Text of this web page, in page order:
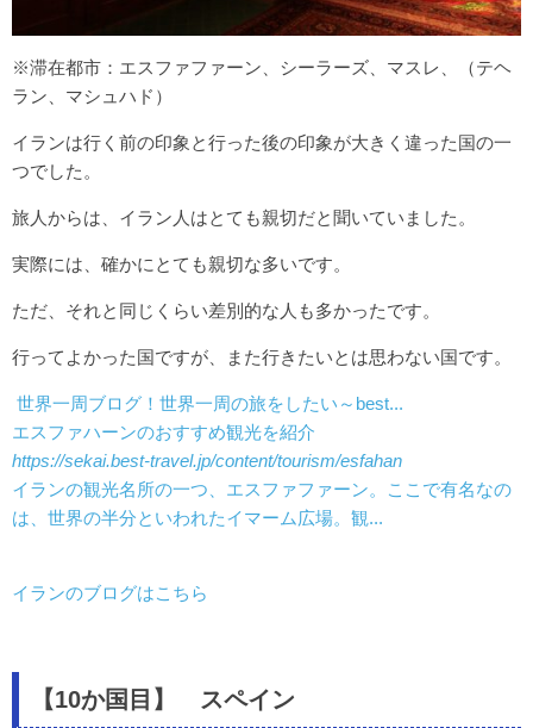
※滞在都市：エスファファーン、シーラーズ、マスレ、（テヘ
ラン、マシュハド）
イランは行く前の印象と行った後の印象が大きく違った国の一
つでした。
旅人からは、イラン人はとても親切だと聞いていました。
実際には、確かにとても親切な多いです。
ただ、それと同じくらい差別的な人も多かったです。
行ってよかった国ですが、また行きたいとは思わない国です。
世界一周ブログ！世界一周の旅をしたい～best...
エスファハーンのおすすめ観光を紹介
https://sekai.best-travel.jp/content/tourism/esfahan
イランの観光名所の一つ、エスファファーン。ここで有名なの
は、世界の半分といわれたイマーム広場。観...
イランのブログはこちら
【10か国目】 スペイン